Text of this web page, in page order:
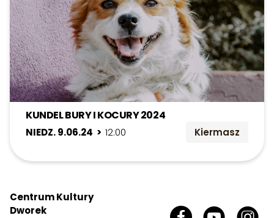
KUNDEL BURY I KOCURY 2024
NIEDZ. 9.06.24 > 12:00 Kiermasz
Centrum Kultury
Dworek